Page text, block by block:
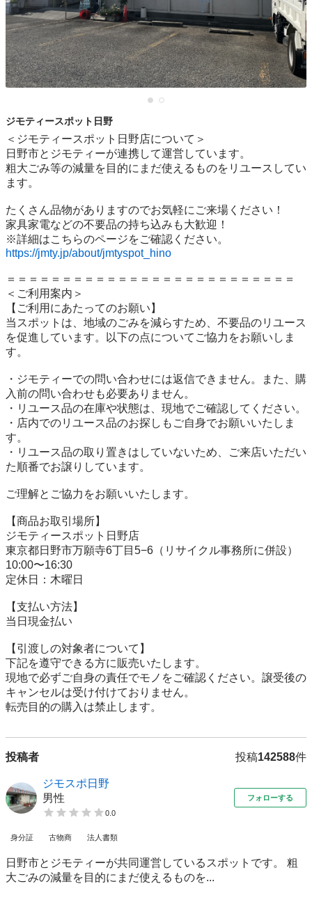
ジモティースポット日野
＜ジモティースポット日野店について＞
日野市とジモティーが連携して運営しています。
粗⼤ごみ等の減量を⽬的にまだ使えるものをリユースしてい
ます。
たくさん品物がありますのでお気軽にご来場ください！
家具家電などの不要品の持ち込みも大歓迎！
https://jmty.jp/about/jmtyspot_hino
＝＝＝＝＝＝＝＝＝＝＝＝＝＝＝＝＝＝＝＝＝＝＝＝＝＝
＜ご利用案内＞
【ご利用にあたってのお願い】
当スポットは、地域のごみを減らすため、不要品のリユース
を促進しています。以下の点についてご協力をお願いしま
す。
・ジモティーでの問い合わせには返信できません。また、購
入前の問い合わせも必要ありません。
・リユース品の在庫や状態は、現地でご確認してください。
・店内でのリユース品のお探しもご自身でお願いいたしま
す。
・リユース品の取り置きはしていないため、ご来店いただい
た順番でお譲りしています。
ご理解とご協力をお願いいたします。
【商品お取引場所】
ジモティースポット日野店
東京都日野市万願寺6丁目5−6（リサイクル事務所に併設）
10:00〜16:30
定休日：木曜日
【⽀払い⽅法】
当日現金払い
【引渡しの対象者について】
下記を遵守できる⽅に販売いたします。
現地で必ずご⾃⾝の責任でモノをご確認ください。譲受後の
キャンセルは受け付けておりません。
転売⽬的の購⼊は禁⽌します。
投稿者 投稿142588件
ジモスポ日野
男性
0.0
フォローする
身分証 古物商 法人書類
日野市とジモティーが共同運営しているスポットです。 粗
⼤ごみの減量を⽬的にまだ使えるものを...